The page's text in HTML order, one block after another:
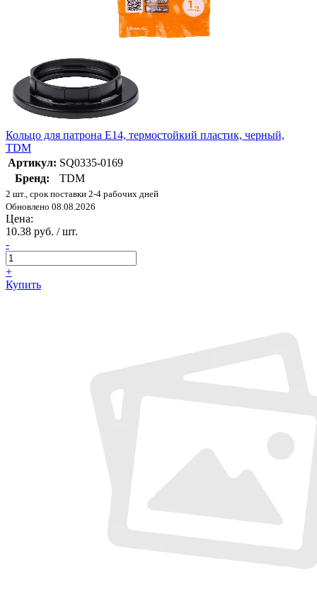
Кольцо для патрона Е14, термостойкий пластик, черный,
TDM
Артикул: SQ0335-0169
Бренд:
TDM
2 шт., срок поставки 2-4 рабочих дней
Обновлено 08.08.2026
Цена:
10.38 руб. / шт.
-
+
Купить